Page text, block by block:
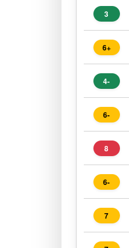
3
6+
4-
6-
8
6-
7